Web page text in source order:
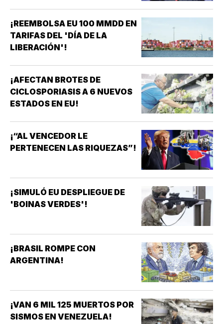
¡REEMBOLSA EU 100 MMDD EN
TARIFAS DEL 'DÍA DE LA
LIBERACIÓN'!
¡AFECTAN BROTES DE
CICLOSPORIASIS A 6 NUEVOS
ESTADOS EN EU!
¡“AL VENCEDOR LE
PERTENECEN LAS RIQUEZAS”!
¡SIMULÓ EU DESPLIEGUE DE
'BOINAS VERDES'!
¡BRASIL ROMPE CON
ARGENTINA!
¡VAN 6 MIL 125 MUERTOS POR
SISMOS EN VENEZUELA!